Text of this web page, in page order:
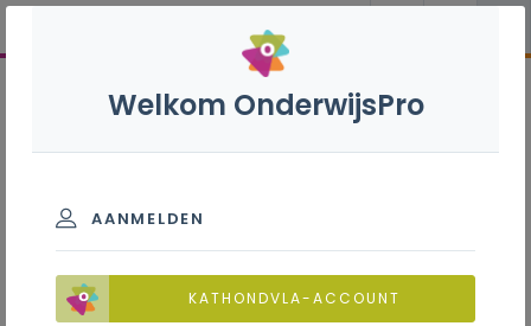
Welkom OnderwijsPro
AANMELDEN
KATHONDVLA-ACCOUNT